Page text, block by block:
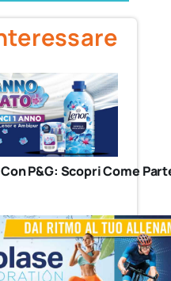
P&G: Scopri Come